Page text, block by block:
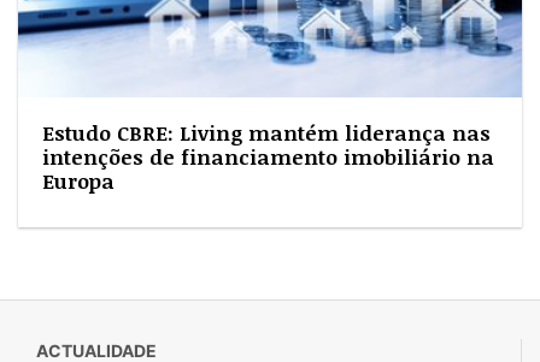
Estudo CBRE: Living mantém liderança nas
intenções de financiamento imobiliário na
Europa
ACTUALIDADE